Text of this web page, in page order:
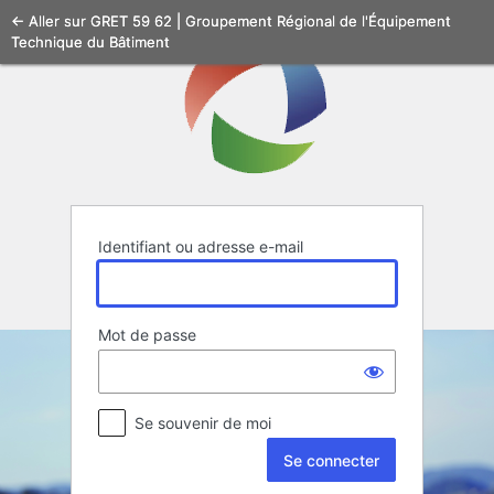
Se
connecter
Identifiant ou adresse e-mail
Mot de passe
Se souvenir de moi
← Aller sur GRET 59 62 | Groupement Régional de l'Équipement
Technique du Bâtiment